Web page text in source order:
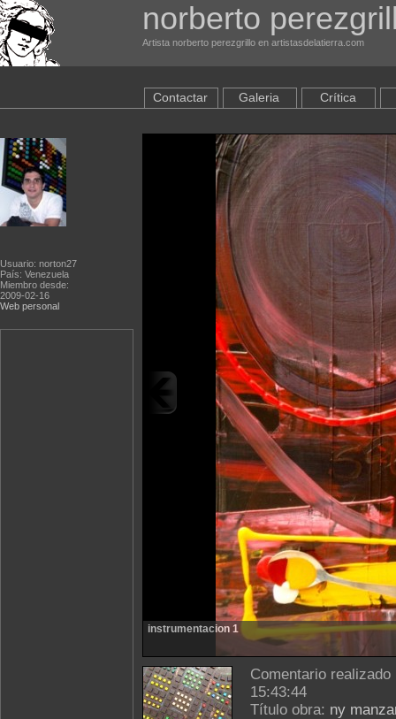
norberto
Artista norberto perezgrillo en artistasdelatierra.com
Usuario: norton27
País: Venezuela
Miembro desde:
2009-02-16
Web personal
Contactar Galeria Crítica
instrumentacion 1
Comentario
15:43:44
Título obra: ny